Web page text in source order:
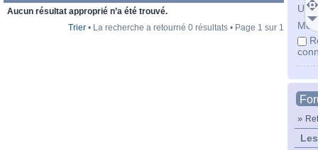
Mot
»
Aucun résultat approprié n’a été trouvé.
Trier • La recherche a retourné 0 résultats • Page 1 sur 1